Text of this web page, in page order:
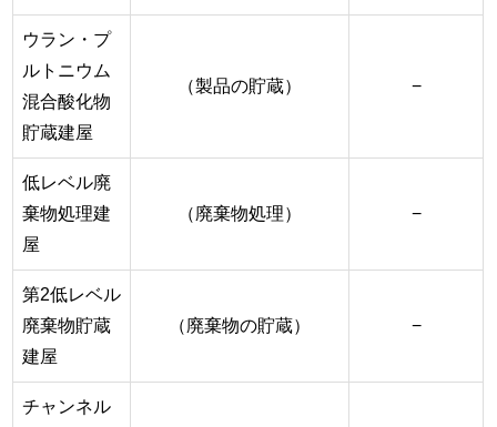
ウラン・プ
ルトニウム
混合酸化物
貯蔵建屋
（製品の貯蔵） −
低レベル廃
棄物処理建
屋
（廃棄物処理） −
第2低レベル
廃棄物貯蔵
建屋
（廃棄物の貯蔵） −
チャンネル